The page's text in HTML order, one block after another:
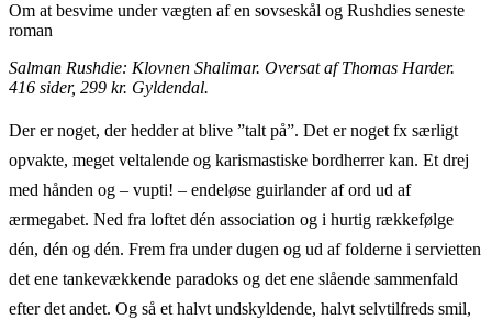
Om at besvime under vægten af en sovseskål og Rushdies seneste
roman
Salman Rushdie: Klovnen Shalimar. Oversat af Thomas Harder.
416 sider, 299 kr. Gyldendal.
Der er noget, der hedder at blive ”talt på”. Det er noget fx særligt
opvakte, meget veltalende og karismastiske bordherrer kan. Et drej
med hånden og – vupti! – endeløse guirlander af ord ud af
ærmegabet. Ned fra loftet dén association og i hurtig rækkefølge
dén, dén og dén. Frem fra under dugen og ud af folderne i servietten
det ene tankevækkende paradoks og det ene slående sammenfald
efter det andet. Og så et halvt undskyldende, halvt selvtilfreds smil,